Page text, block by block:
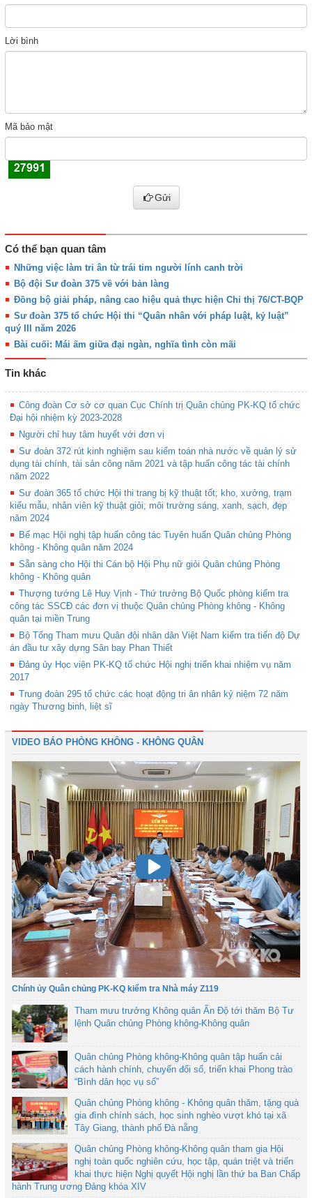
Lời bình
Mã bảo mật
Gửi
Có thể bạn quan tâm
Những việc làm tri ân từ trái tim người lính canh trời
Bộ đội Sư đoàn 375 về với bản làng
Đồng bộ giải pháp, nâng cao hiệu quả thực hiện Chỉ thị 76/CT-BQP
Sư đoàn 375 tổ chức Hội thi “Quân nhân với pháp luật, kỷ luật”
quý III năm 2026
Bài cuối: Mái ấm giữa đại ngàn, nghĩa tình còn mãi
Tin khác
Công đoàn Cơ sở cơ quan Cục Chính trị Quân chủng PK-KQ tổ chức
Đại hội nhiệm kỳ 2023-2028
Người chỉ huy tâm huyết với đơn vị
Sư đoàn 372 rút kinh nghiệm sau kiểm toán nhà nước về quản lý sử
dụng tài chính, tài sản công năm 2021 và tập huấn công tác tài chính
năm 2022
Sư đoàn 365 tổ chức Hội thi trang bị kỹ thuật tốt; kho, xưởng, trạm
kiểu mẫu, nhân viên kỹ thuật giỏi; môi trường sáng, xanh, sạch, đẹp
năm 2024
Bế mạc Hội nghị tập huấn công tác Tuyên huấn Quân chủng Phòng
không - Không quân năm 2024
Sẵn sàng cho Hội thi Cán bộ Hội Phụ nữ giỏi Quân chủng Phòng
không - Không quân
Thượng tướng Lê Huy Vịnh - Thứ trưởng Bộ Quốc phòng kiểm tra
công tác SSCĐ các đơn vị thuộc Quân chủng Phòng không - Không
quân tại miền Trung
Bộ Tổng Tham mưu Quân đội nhân dân Việt Nam kiểm tra tiến độ Dự
án đầu tư xây dựng Sân bay Phan Thiết
Đảng ủy Học viện PK-KQ tổ chức Hội nghị triển khai nhiệm vụ năm
2017
Trung đoàn 295 tổ chức các hoạt động tri ân nhân kỷ niệm 72 năm
ngày Thương binh, liệt sĩ
VIDEO BÁO PHÒNG KHÔNG - KHÔNG QUÂN
Chính ủy Quân chủng PK-KQ kiểm tra Nhà máy Z119
Tham mưu trưởng Không quân Ấn Độ tới thăm Bộ Tư
lệnh Quân chủng Phòng không-Không quân
Quân chủng Phòng không-Không quân tập huấn cải
cách hành chính, chuyển đổi số, triển khai Phong trào
“Bình dân học vụ số”
Quân chủng Phòng không - Không quân thăm, tặng quà
gia đình chính sách, học sinh nghèo vượt khó tại xã
Tây Giang, thành phố Đà nẵng
Quân chủng Phòng không-Không quân tham gia Hội
nghị toàn quốc nghiên cứu, học tập, quán triệt và triển
khai thực hiện Nghị quyết Hội nghị lần thứ ba Ban Chấp
hành Trung ương Đảng khóa XIV